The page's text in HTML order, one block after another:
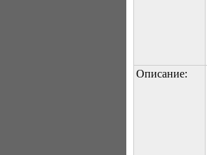
Описание: